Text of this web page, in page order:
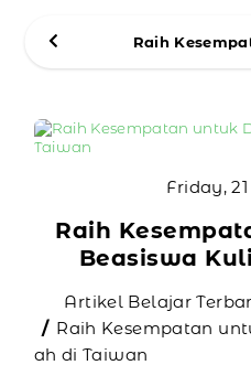
Friday,
Raih
Beasiswa
Artikel Belajar
Raih Kesempatan
ah di Taiwan